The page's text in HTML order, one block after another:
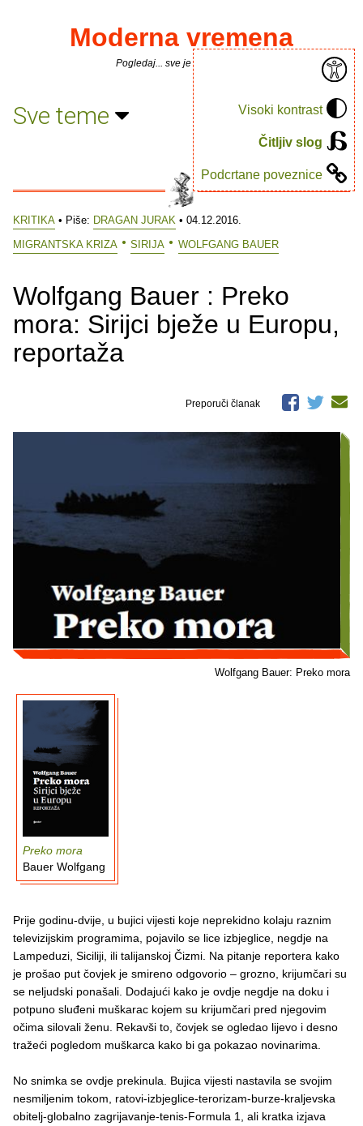
Visoki kontrast
Čitljiv slog
Podcrtane poveznice
Moderna vremena
Pogledaj... sve je puno knjiga.
Sve teme
KRITIKA • Piše: DRAGAN JURAK • 04.12.2016.
MIGRANTSKA KRIZA
SIRIJA WOLFGANG BAUER
Wolfgang Bauer : Preko
mora: Sirijci bježe u Europu,
reportaža
Preporuči članak
Wolfgang Bauer: Preko mora
Preko mora
Bauer Wolfgang
Prije godinu-dvije, u bujici vijesti koje neprekidno kolaju raznim
televizijskim programima, pojavilo se lice izbjeglice, negdje na
Lampeduzi, Siciliji, ili talijanskoj Čizmi. Na pitanje reportera kako
je prošao put čovjek je smireno odgovorio – grozno, krijumčari su
se neljudski ponašali. Dodajući kako je ovdje negdje na doku i
potpuno sluđeni muškarac kojem su krijumčari pred njegovim
očima silovali ženu. Rekavši to, čovjek se ogledao lijevo i desno
tražeći pogledom muškarca kako bi ga pokazao novinarima.
No snimka se ovdje prekinula. Bujica vijesti nastavila se svojim
nesmiljenim tokom, ratovi-izbjeglice-terorizam-burze-kraljevska
obitelj-globalno zagrijavanje-tenis-Formula 1, ali kratka izjava